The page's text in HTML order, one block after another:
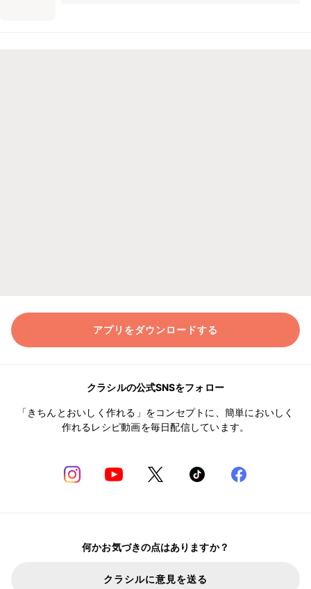
アプリをダウンロードする
クラシルの公式SNSをフォロー
「きちんとおいしく作れる」をコンセプトに、簡単においしく
作れるレシピ動画を毎日配信しています。
何かお気づきの点はありますか？
クラシルに意見を送る